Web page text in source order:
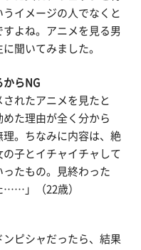
イメージの人でなくと
よね。アニメを見る男
聞いてみました。
からNG
されたアニメを見たと
た理由が全く分から
。ちなみに内容は、絶
子とイチャイチャして
たもの。見終わった
……」（22歳）
ピシャだったら、結果